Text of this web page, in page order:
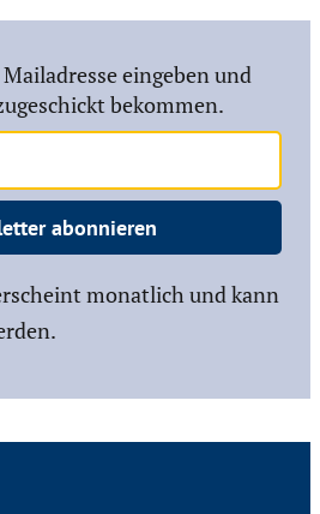
eingeben und
bekommen.
abonnieren
monatlich und kann